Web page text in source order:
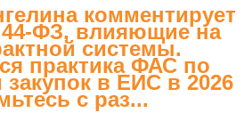
комментирует
44-ФЗ, влияющие на
системы.
практика ФАС по
в ЕИС в 2026
с раз...